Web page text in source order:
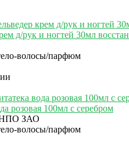
д/рук и ногтей 30мл восстан
волосы/парфюм
розовая 100мл с серебром
НПО ЗАО
волосы/парфюм